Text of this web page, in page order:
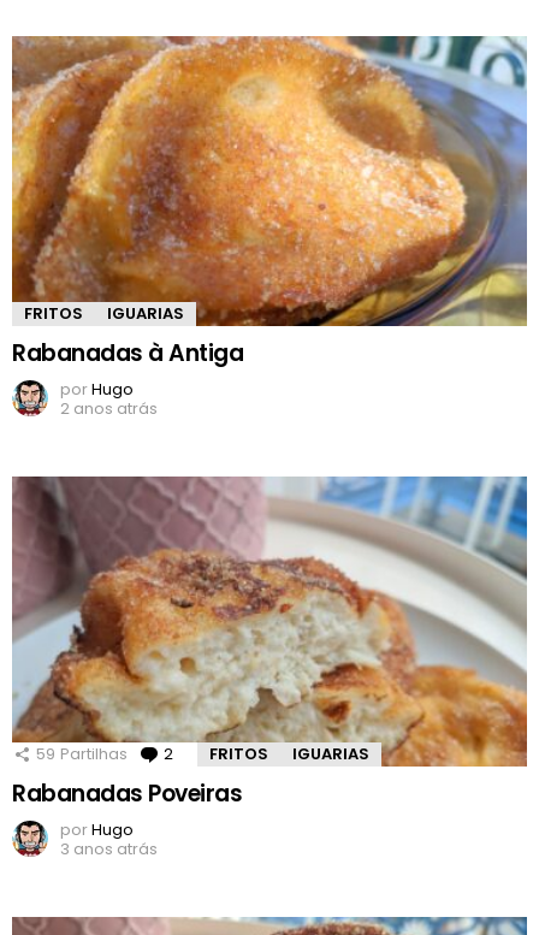
FRITOS IGUARIAS
Rabanadas à Antiga
porHugo
2 anos atrás
59 Partilhas 2 Comentários
FRITOS IGUARIAS
Rabanadas Poveiras
porHugo
3 anos atrás